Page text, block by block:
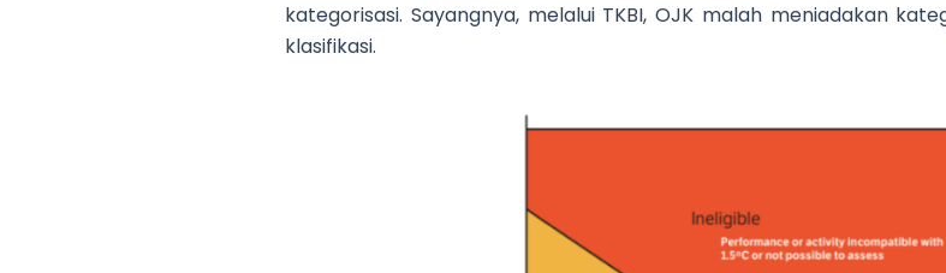
kategorisasi. Sayangnya, melalui TKBI, OJK malah meniadakan
klasifikasi.